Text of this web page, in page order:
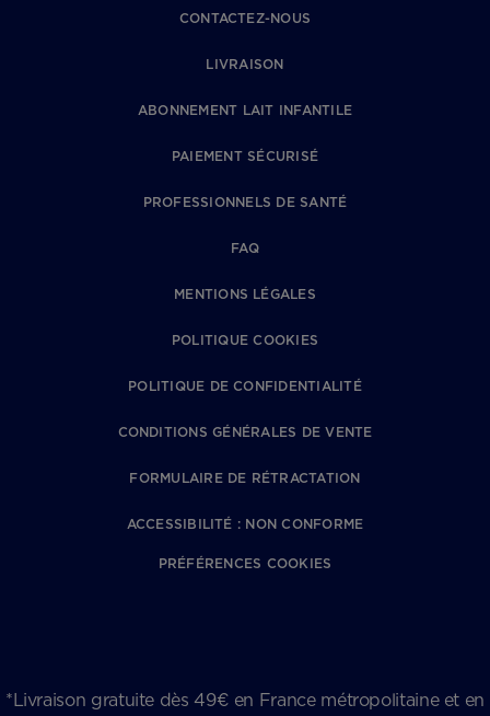
CONTACTEZ-NOUS
LIVRAISON
ABONNEMENT LAIT INFANTILE
PAIEMENT SÉCURISÉ
PROFESSIONNELS DE SANTÉ
FAQ
MENTIONS LÉGALES
POLITIQUE COOKIES
POLITIQUE DE CONFIDENTIALITÉ
CONDITIONS GÉNÉRALES DE VENTE
FORMULAIRE DE RÉTRACTATION
ACCESSIBILITÉ : NON CONFORME
PRÉFÉRENCES COOKIES
*Livraison gratuite dès 49€ en France métropolitaine et en